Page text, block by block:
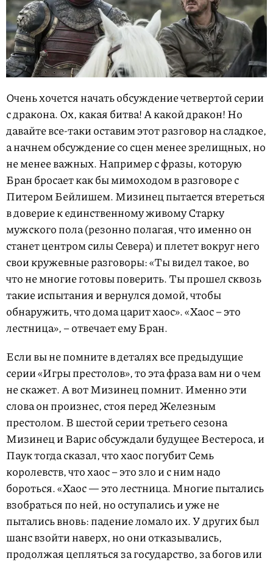
Очень хочется начать обсуждение четвертой серии
с дракона. Ох, какая битва! А какой дракон! Но
давайте все-таки оставим этот разговор на сладкое,
а начнем обсуждение со сцен менее зрелищных, но
не менее важных. Например с фразы, которую
Бран бросает как бы мимоходом в разговоре с
Питером Бейлишем. Мизинец пытается втереться
в доверие к единственному живому Старку
мужского пола (резонно полагая, что именно он
станет центром силы Севера) и плетет вокруг него
свои кружевные разговоры: «Ты видел такое, во
что не многие готовы поверить. Ты прошел сквозь
такие испытания и вернулся домой, чтобы
обнаружить, что дома царит хаос». «Хаос – это
лестница», – отвечает ему Бран.
Если вы не помните в деталях все предыдущие
серии «Игры престолов», то эта фраза вам ни о чем
не скажет. А вот Мизинец помнит. Именно эти
слова он произнес, стоя перед Железным
престолом. В шестой серии третьего сезона
Мизинец и Варис обсуждали будущее Вестероса, и
Паук тогда сказал, что хаос погубит Семь
королевств, что хаос – это зло и с ним надо
бороться. «Хаос — это лестница. Многие пытались
взобраться по ней, но оступались и уже не
пытались вновь: падение ломало их. У других был
шанс взойти наверх, но они отказывались,
продолжая цепляться за государство, за богов или